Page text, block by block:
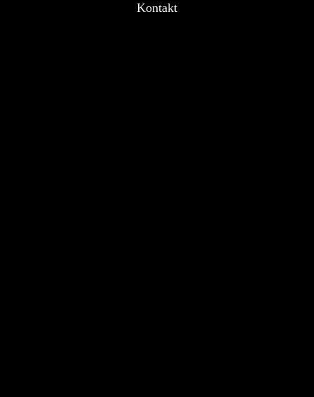
Kontakt